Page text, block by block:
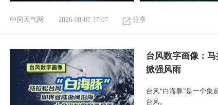
中国天气网 2026-08-07 17:07 分享
台风数字画像：
掀强风雨
台风“白海豚”是一个集
台风。